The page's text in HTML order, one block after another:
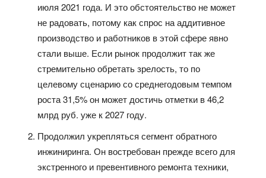
июля 2021 года. И это обстоятельство не может
не радовать, потому как спрос на аддитивное
производство и работников в этой сфере явно
стали выше. Если рынок продолжит так же
стремительно обретать зрелость, то по
целевому сценарию со среднегодовым темпом
роста 31,5% он может достичь отметки в 46,2
млрд руб. уже к 2027 году.
Продолжил укрепляться сегмент обратного
инжиниринга. Он востребован прежде всего для
экстренного и превентивного ремонта техники,